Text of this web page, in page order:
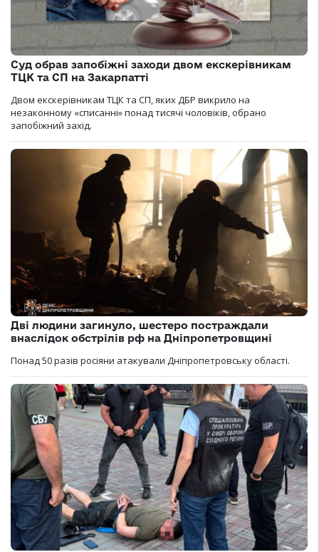
Суд обрав запобіжні заходи двом екскерівникам
ТЦК та СП на Закарпатті
Двом екскерівникам ТЦК та СП, яких ДБР викрило на
незаконному «списанні» понад тисячі чоловіків, обрано
запобіжний захід.
Дві людини загинуло, шестеро постраждали
внаслідок обстрілів рф на Дніпропетровщині
Понад 50 разів росіяни атакували Дніпропетровську області.